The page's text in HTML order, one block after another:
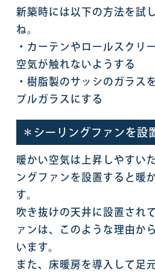
新築時には以下の方法を試
ね。
・カーテンやロールスクリ
空気が触れないようする
・樹脂製のサッシのガラス
プルガラスにする
＊シーリングファンを設
暖かい空気は上昇しやすい
ングファンを設置すると暖
す。
吹き抜けの天井に設置され
ァンは、このような理由か
います。
また、床暖房を導入して足